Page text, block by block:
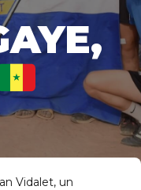
Vidalet, un